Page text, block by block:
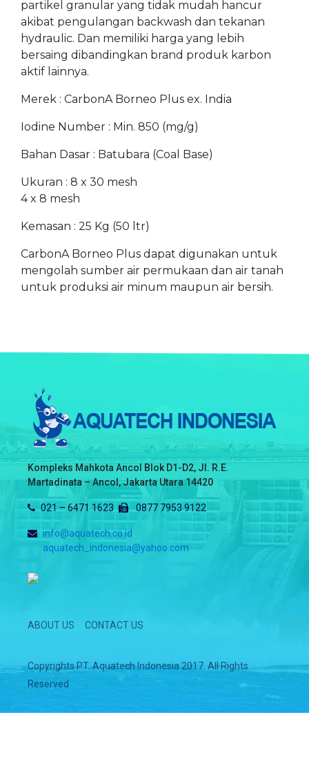
partikel granular yang tidak mudah hancur
akibat pengulangan backwash dan tekanan
hydraulic. Dan memiliki harga yang lebih
bersaing dibandingkan brand produk karbon
aktif lainnya.
Merek : CarbonA Borneo Plus ex. India
Iodine Number : Min. 850 (mg/g)
Bahan Dasar : Batubara (Coal Base)
Ukuran : 8 x 30 mesh
4 x 8 mesh
Kemasan : 25 Kg (50 ltr)
CarbonA Borneo Plus dapat digunakan untuk
mengolah sumber air permukaan dan air tanah
untuk produksi air minum maupun air bersih.
Kompleks Mahkota Ancol Blok D1-D2, Jl. R.E.
Martadinata – Ancol, Jakarta Utara 14420
021 – 6471 1623 0877 7953 9122
info@aquatech.co.id
aquatech_indonesia@yahoo.com
ABOUT US CONTACT US
Copyrights PT. Aquatech Indonesia 2017. All Rights
Reserved